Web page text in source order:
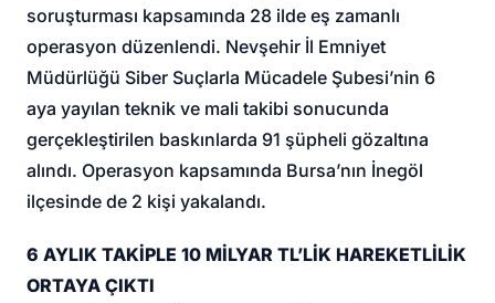
soruşturması kapsamında 28 ilde eş zamanlı
operasyon düzenlendi. Nevşehir İl Emniyet
Müdürlüğü Siber Suçlarla Mücadele Şubesi’nin 6
aya yayılan teknik ve mali takibi sonucunda
gerçekleştirilen baskınlarda 91 şüpheli gözaltına
alındı. Operasyon kapsamında Bursa’nın İnegöl
ilçesinde de 2 kişi yakalandı.
6 AYLIK TAKİPLE 10 MİLYAR TL’LİK HAREKETLİLİK
ORTAYA ÇIKTI